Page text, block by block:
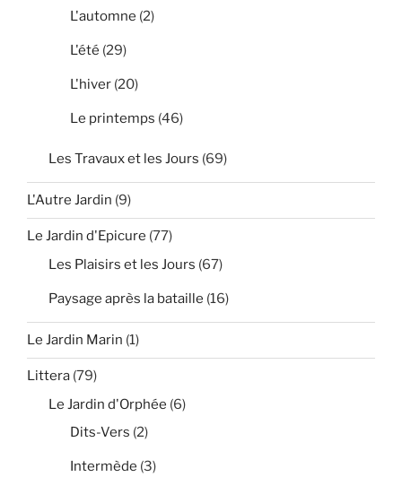
L'automne (2)
L'été (29)
L'hiver (20)
Le printemps (46)
Les Travaux et les Jours (69)
L'Autre Jardin (9)
Le Jardin d'Epicure (77)
Les Plaisirs et les Jours (67)
Paysage après la bataille (16)
Le Jardin Marin (1)
Littera (79)
Le Jardin d'Orphée (6)
Dits-Vers (2)
Intermède (3)